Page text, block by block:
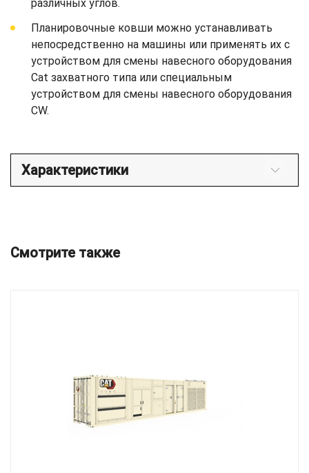
различных углов.
Планировочные ковши можно устанавливать
непосредственно на машины или применять их с
устройством для смены навесного оборудования
Cat захватного типа или специальным
устройством для смены навесного оборудования
CW.
Характеристики
Смотрите также